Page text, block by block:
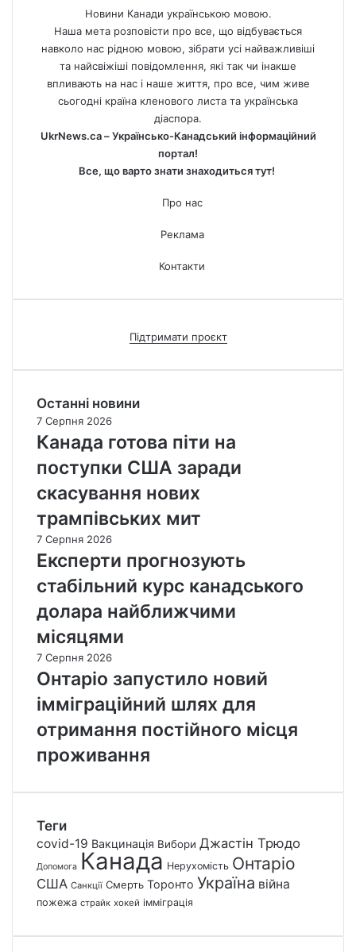
Новини Канади українською мовою.
Наша мета розповісти про все, що відбувається
навколо нас рідною мовою, зібрати усі найважливіші
та найсвіжіші повідомлення, які так чи інакше
впливають на нас і наше життя, про все, чим живе
сьогодні країна кленового листа та українська
діаспора.
UkrNews.ca – Українсько-Канадський інформаційний
портал!
Все, що варто знати знаходиться тут!
Про нас
Реклама
Контакти
Підтримати проєкт
Останні новини
7 Серпня 2026
Канада готова піти на
поступки США заради
скасування нових
трампівських мит
7 Серпня 2026
Експерти прогнозують
стабільний курс канадського
долара найближчими
місяцями
7 Серпня 2026
Онтаріо запустило новий
імміграційний шлях для
отримання постійного місця
проживання
Теги
covid-19 Вакцинація Вибори Джастін Трюдо
Допомога Канада Нерухомість Онтаріо
США Санкції Смерть Торонто Україна війна
пожежа страйк хокей імміграція